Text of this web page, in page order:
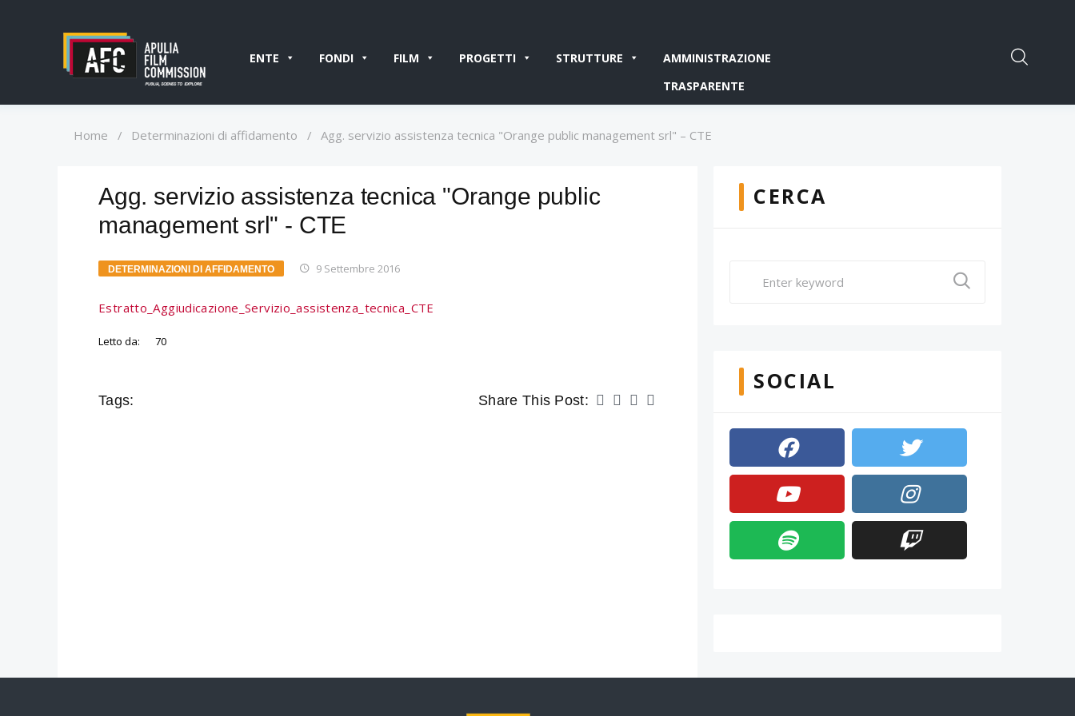
ENTE FONDI FILM PROGETTI STRUTTURE
AMMINISTRAZIONE
TRASPARENTE
Home / Determinazioni di affidamento / Agg. servizio assistenza tecnica "Orange public management srl" – CTE
Agg. servizio assistenza tecnica "Orange public
management srl" - CTE
DETERMINAZIONI DI AFFIDAMENTO 9 Settembre 2016
Estratto_Aggiudicazione_Servizio_assistenza_tecnica_CTE
Letto da: 70
Tags: Share This Post:
CERCA
SOCIAL